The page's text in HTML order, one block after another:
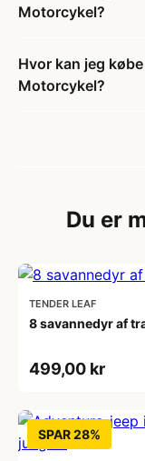
Motorcykel?
Hvor kan jeg
Motorcykel?
Du er
TENDER LEAF
8 savannedyr af
499,00 kr
SPAR 28%